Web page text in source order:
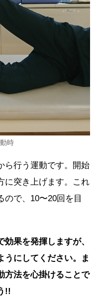
時
ら行う運動です。開始
に突き上げます。これ
ので、10〜20回を目
果を発揮しますが、
うにしてください。ま
方法を心掛けることで
!!